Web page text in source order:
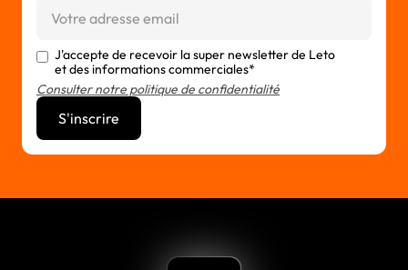
J'accepte de recevoir la super newsletter de Leto
et des informations commerciales*
Consulter notre politique de confidentialité